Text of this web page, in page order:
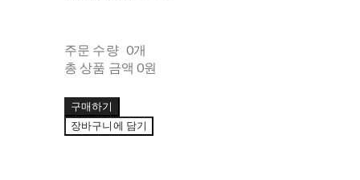
주문 수량 0개
총 상품 금액 0원
구매하기
장바구니에 담기